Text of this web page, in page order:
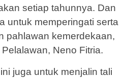
setiap tahunnya. Dan
untuk memperingati serta
pahlawan kemerdekaan,
Neno Fitria.
juga untuk menjalin tali